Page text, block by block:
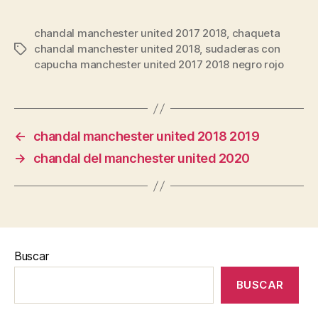
Etiquetas
chandal manchester united 2017 2018, chaqueta
chandal manchester united 2018, sudaderas con
capucha manchester united 2017 2018 negro rojo
←
chandal manchester united 2018 2019
→
chandal del manchester united 2020
Buscar
BUSCAR